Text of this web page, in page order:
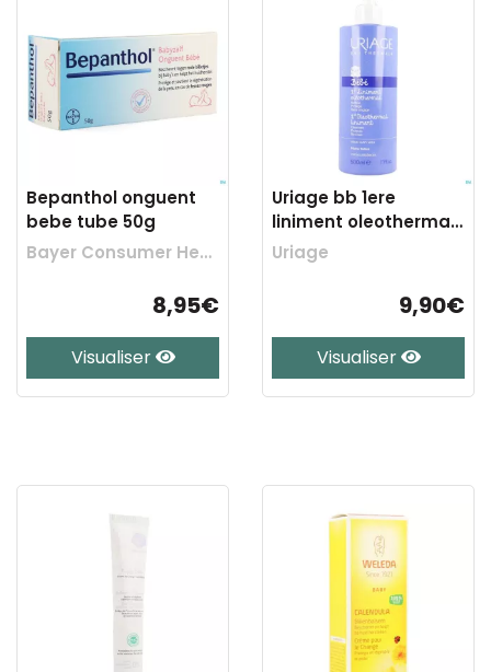
Bepanthol onguent
bebe tube 50g
Bayer Consumer Health
8,95€
Visualiser
Uriage bb 1ere
liniment oleothermal
500ml
Uriage
9,90€
Visualiser